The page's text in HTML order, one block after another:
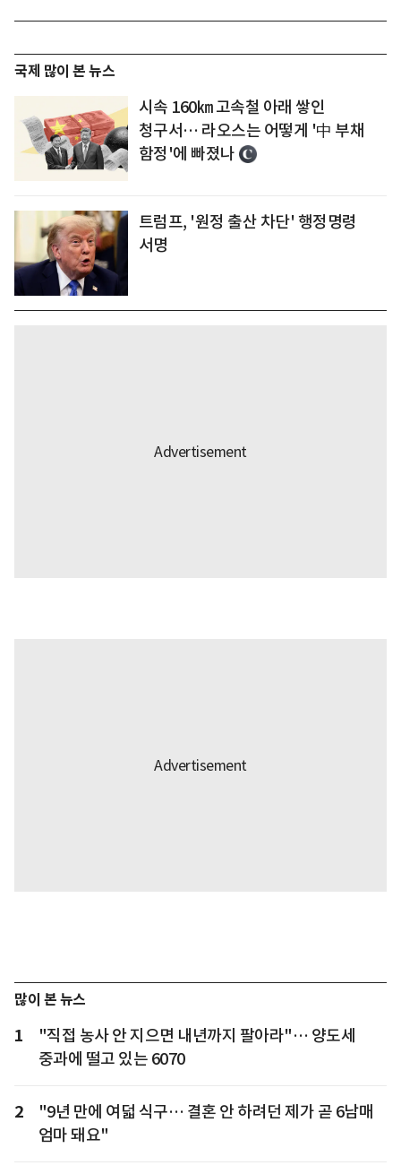
국제 많이 본 뉴스
시속 160㎞ 고속철 아래 쌓인
청구서… 라오스는 어떻게 '中 부채
함정'에 빠졌나
트럼프, '원정 출산 차단' 행정명령
서명
많이 본 뉴스
1
"직접 농사 안 지으면 내년까지 팔아라"… 양도세
중과에 떨고 있는 6070
2
"9년 만에 여덟 식구… 결혼 안 하려던 제가 곧 6남매
엄마 돼요"